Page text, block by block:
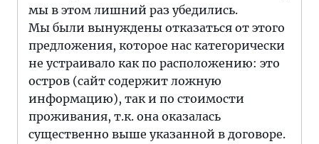
мы в этом лишний раз убедились.
Мы были вынуждены отказаться от этого
предложения, которое нас категорически
не устраивало как по расположению: это
остров (сайт содержит ложную
информацию), так и по стоимости
проживания, т.к. она оказалась
существенно выше указанной в договоре.